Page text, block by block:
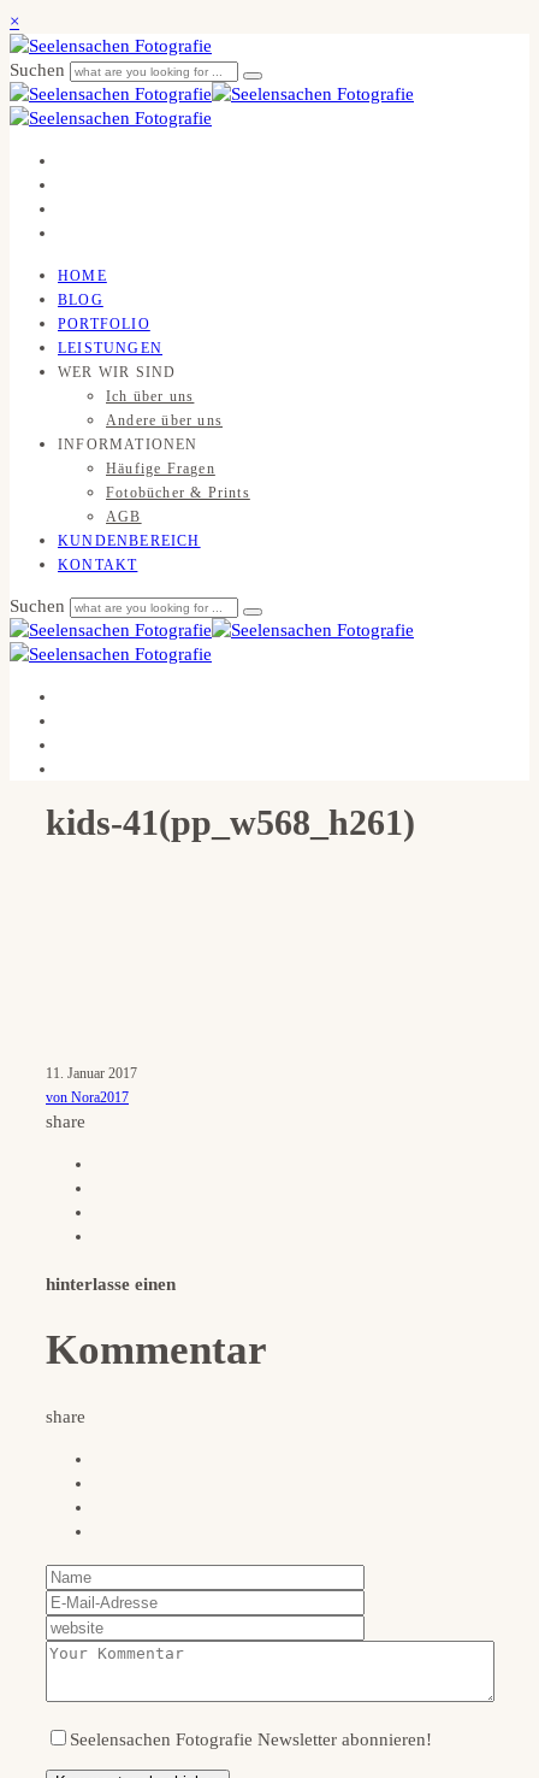
×
Suchen
HOME
BLOG
PORTFOLIO
LEISTUNGEN
WER WIR SIND
Ich über uns
Andere über uns
INFORMATIONEN
Häufige Fragen
Fotobücher & Prints
AGB
KUNDENBEREICH
KONTAKT
Suchen
kids-41(pp_w568_h261)
11. Januar 2017
von Nora2017
share
hinterlasse einen
Kommentar
share
Seelensachen Fotografie Newsletter abonnieren!